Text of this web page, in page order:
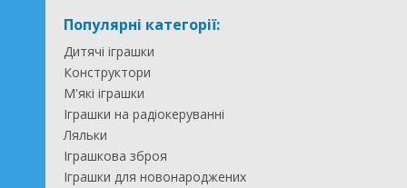
Популярні категорії:
Дитячі іграшки
Конструктори
М'які іграшки
Іграшки на радіокеруванні
Ляльки
Іграшкова зброя
Іграшки для новонароджених